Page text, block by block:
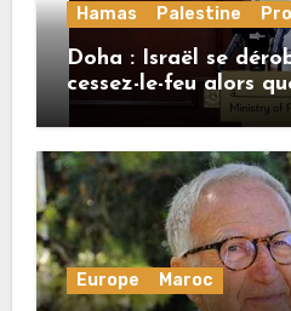
Hamas Palestine
Doha : Israël se
cessez-le-feu alors
honore ses
Europe Maroc